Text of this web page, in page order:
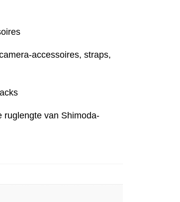
accessoires, straps,
ruglengte van Shimoda-